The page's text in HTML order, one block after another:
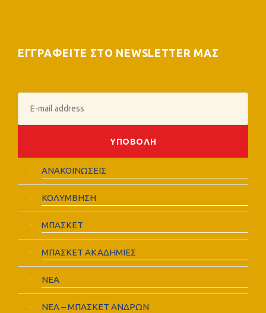
ΕΓΓΡΑΦΕΙΤΕ ΣΤΟ NEWSLETTER ΜΑΣ
ΑΝΑΚΟΙΝΩΣΕΙΣ
ΚΟΛΥΜΒΗΣΗ
ΜΠΑΣΚΕΤ
ΜΠΑΣΚΕΤ ΑΚΑΔΗΜΙΕΣ
ΝΕΑ
ΝΕΑ – ΜΠΑΣΚΕΤ ΑΝΔΡΩΝ